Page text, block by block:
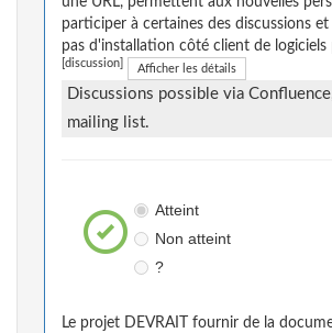
participer à certaines des discussions
pas d'installation côté client de logiciels
[discussion] Afficher les détails
Discussions possible via
mailing list.
Atteint
Non atteint
?
Le projet DEVRAIT fournir de la